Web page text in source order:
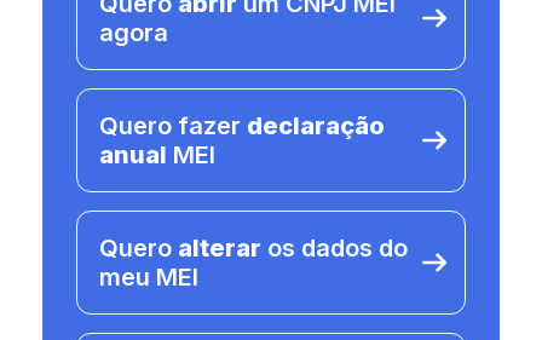
agora
Quero fazer declaração
anual MEI
Quero alterar os dados do
meu MEI